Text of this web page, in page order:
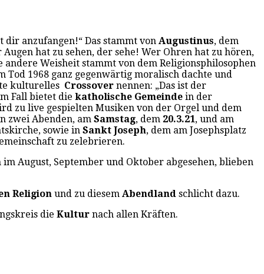
dir anzufangen!“ Das stammt von Augustinus, dem
hat zu sehen, der sehe! Wer Ohren hat zu hören,
Weisheit stammt von dem Religionsphilosophen
1968 ganz gegenwärtig moralisch dachte und
kulturelles Crossover nennen: „Das ist der
Fall bietet die katholische Gemeinde in der
zu live gespielten Musiken von der Orgel und dem
zwei Abenden, am Samstag, dem 20.3.21, und am
sowie in Sankt Joseph, dem am Josephsplatz
zu zelebrieren.
August, September und Oktober abgesehen, blieben
Religion und zu diesem Abendland schlicht dazu.
die Kultur nach allen Kräften.